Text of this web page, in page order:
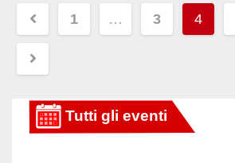
Paginazione
degli
articoli
1 … 3 4